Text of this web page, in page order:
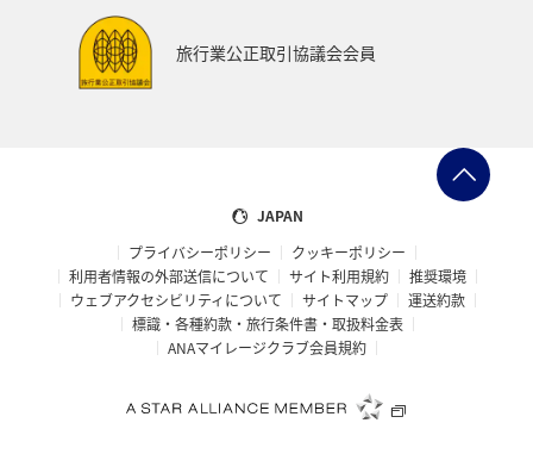
旅行業公正取引協議会会員
JAPAN
プライバシーポリシー
クッキーポリシー
利用者情報の外部送信について
サイト利用規約
推奨環境
ウェブアクセシビリティについて
サイトマップ
運送約款
標識・各種約款・旅行条件書・取扱料金表
ANAマイレージクラブ会員規約